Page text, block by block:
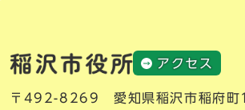
アクセス
〒492-8269 愛知県稲沢市稲府町1